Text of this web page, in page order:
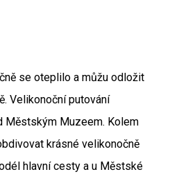
se oteplilo a můžu odložit
Velikonoční putování
Městským Muzeem. Kolem
krásné velikonočně
hlavní cesty a u Městské